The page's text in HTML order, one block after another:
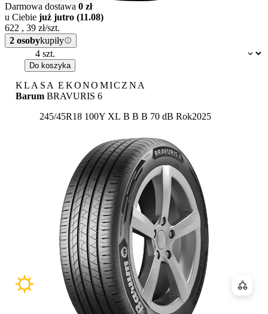
Dostępność:
Darmowa dostawa 0 zł
u Ciebie już jutro (11.08)
622 , 39 zł/szt.
2 osobykupiły
Do koszyka
KLASA EKONOMICZNA
Barum BRAVURIS 6
245/45R18 100Y XL Etykieta:
B B B 70 dB Rok2025